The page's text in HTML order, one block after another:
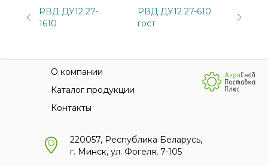
РВД ДУ12 27-
1610
РВД ДУ12 27-610
гост
О компании
Каталог продукции
Контакты
220057, Республика Беларусь,
г. Минск, ул. Фогеля, 7-105